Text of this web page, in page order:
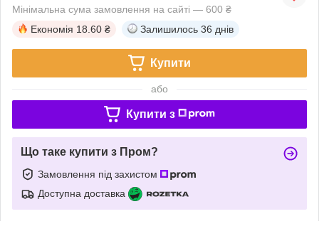
Мінімальна сума замовлення на сайті — 600 ₴
Економія 18.60 ₴ Залишилось 36 днів
Купити
або
Купити з
Що таке купити з Пром?
Замовлення під захистом
Доступна доставка